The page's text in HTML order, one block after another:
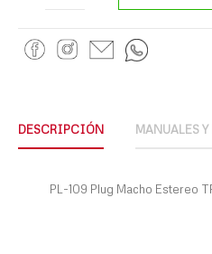
DESCRIPCIÓN MANUALES Y
PL-109 Plug Macho Estereo